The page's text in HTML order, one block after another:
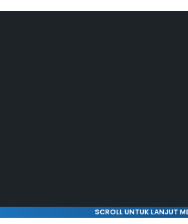
SCROLL UNTUK LANJUT